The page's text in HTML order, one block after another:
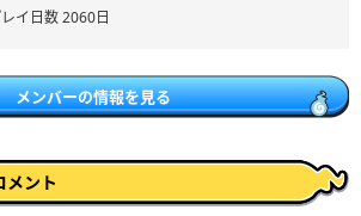
イ日数 2060日
メンバーの情報を見る
メント